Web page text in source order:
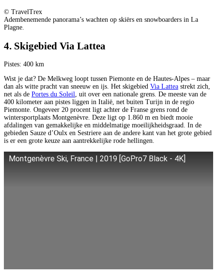
© TravelTrex
Adembenemende panorama’s wachten op skiërs en snowboarders in La
Plagne.
4. Skigebied Via Lattea
Pistes: 400 km
Wist je dat? De Melkweg loopt tussen Piemonte en de Hautes-Alpes – maar
dan als witte pracht van sneeuw en ijs. Het skigebied Via Lattea strekt zich,
net als de Portes du Soleil, uit over een nationale grens. De meeste van de
400 kilometer aan pistes liggen in Italië, net buiten Turijn in de regio
Piemonte. Ongeveer 20 procent ligt achter de Franse grens rond de
wintersportplaats Montgenèvre. Deze ligt op 1.860 m en biedt mooie
afdalingen van gemakkelijke en middelmatige moeilijkheidsgraad. In de
gebieden Sauze d’Oulx en Sestriere aan de andere kant van het grote gebied
is er een grote keuze aan aantrekkelijke rode hellingen.
Montgenèvre Ski, France | 2019 [GoPro7 Black - 4K]